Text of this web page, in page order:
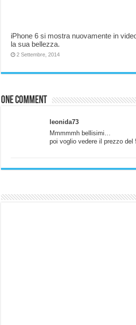
iPhone 6 si mostra nuovamente in
la sua bellezza.
2 Settembre, 2014
One comment
leonida73
Mmmmmh bellisimi…
poi voglio vedere il prezzo del